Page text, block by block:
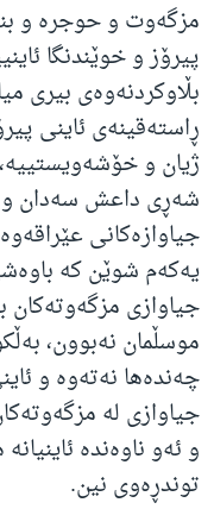
مزگەوت و حوجرە و
پیرۆز و خوێندنگا
بڵاوکردنەوەی بیری
ڕاستەقینەی ئاینی
ژیان و
شەڕی داعش سەدان و
جیاوازەکانی
یەکەم شوێن کە
جیاوازی مزگەوتەکان
موسڵمان نەبوون،
چەندەها نەتەوە و
جیاوازی لە
و ئەو ناوەندە
توندڕەوی نین.